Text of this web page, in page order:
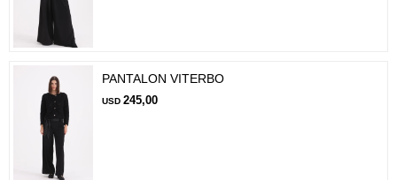
PANTALON VITERBO
USD 245,00